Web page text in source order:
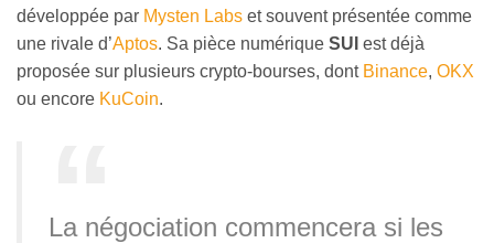
développée par Mysten Labs et souvent présentée comme
une rivale d’Aptos. Sa pièce numérique SUI est déjà
proposée sur plusieurs crypto-bourses, dont Binance, OKX
ou encore KuCoin.
La négociation commencera si les